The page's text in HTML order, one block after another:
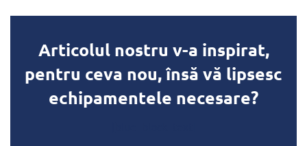
Articolul nostru v-a inspirat,
pentru ceva nou, însă vă lipsesc
echipamentele necesare?